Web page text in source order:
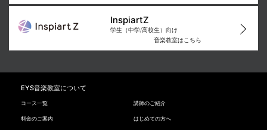
InspiartZ
学生（中学/高校生）向け
音楽教室はこちら
EYS音楽教室について
コース一覧 講師のご紹介
料金のご案内 はじめての方へ